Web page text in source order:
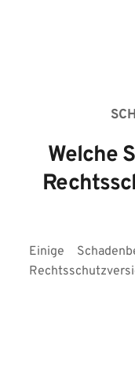
Welche
Einige